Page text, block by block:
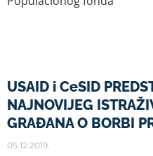
USAID i CeSID
NAJNOVIJEG
GRAĐANA O BORBI
05.12.2019.